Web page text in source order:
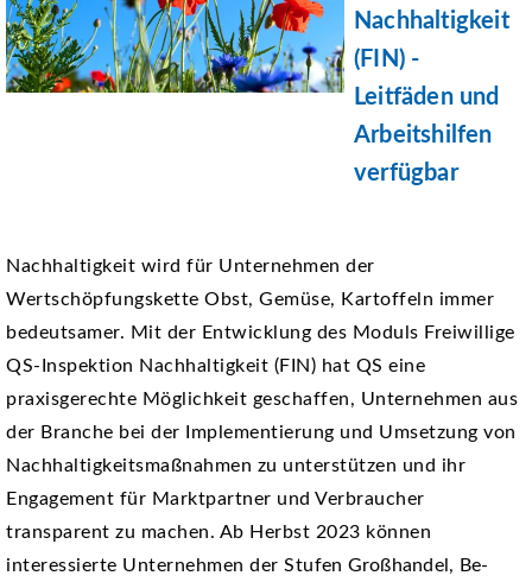
Nachhaltigkeit
(FIN) -
Leitfäden und
Arbeitshilfen
verfügbar
Nachhaltigkeit wird für Unternehmen der
Wertschöpfungskette Obst, Gemüse, Kartoffeln immer
bedeutsamer. Mit der Entwicklung des Moduls Freiwillige
QS-Inspektion Nachhaltigkeit (FIN) hat QS eine
praxisgerechte Möglichkeit geschaffen, Unternehmen aus
der Branche bei der Implementierung und Umsetzung von
Nachhaltigkeitsmaßnahmen zu unterstützen und ihr
Engagement für Marktpartner und Verbraucher
transparent zu machen. Ab Herbst 2023 können
interessierte Unternehmen der Stufen Großhandel, Be-